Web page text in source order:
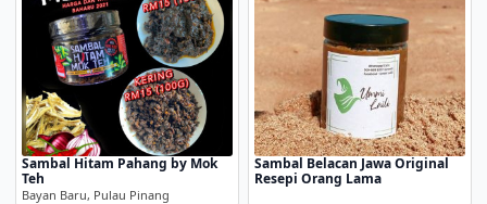
Sambal Hitam Pahang by Mok
Teh
Bayan Baru, Pulau Pinang
Sambal Belacan Jawa Original
Resepi Orang Lama